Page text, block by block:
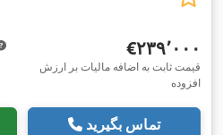
‎€۲۳۹٬۰۰۰
قیمت ثابت به اضافه مالیات بر ارزش
افزوده
تماس بگیرید